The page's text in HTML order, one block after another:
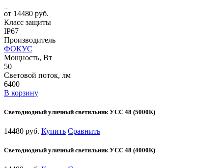
от 14480 руб.
Класс защиты
IP67
Производитель
ФОКУС
Мощность, Вт
50
Световой поток, лм
6400
В корзину
Светодиодный уличный светильник УСС 48 (5000К)
14480 руб. Купить Сравнить
Светодиодный уличный светильник УСС 48 (4000К)